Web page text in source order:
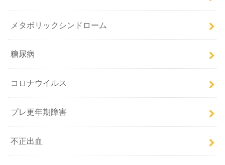
メタボリックシンドローム
糖尿病
コロナウイルス
プレ更年期障害
不正出血